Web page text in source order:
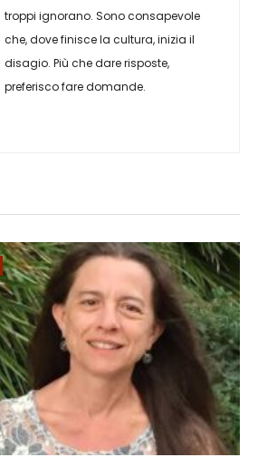
troppi ignorano. Sono consapevole
che, dove finisce la cultura, inizia il
disagio. Più che dare risposte,
preferisco fare domande.